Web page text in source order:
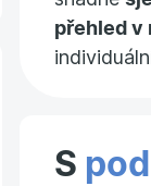
přehled v
S